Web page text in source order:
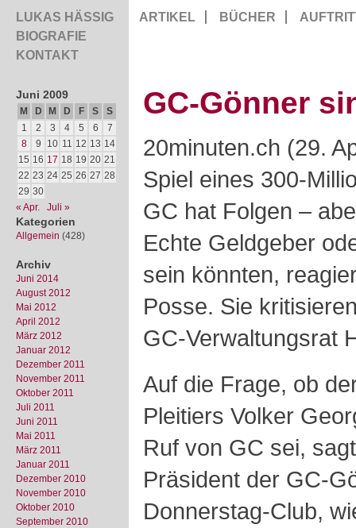
LUKAS HÄSSIG
BIOGRAFIE
KONTAKT
ARTIKEL BÜCHER
Juni 2009
M D M D F S
S
1
2 3 4 5 6
7
8
9 10 11 12 13 14
15 16 17 18 19 20 21
22 23 24 25 26 27 28
29 30
« Apr.
Juli »
Kategorien
Allgemein (428)
Archiv
Juni 2014
August 2012
Mai 2012
April 2012
März 2012
Januar 2012
Dezember 2011
November 2011
Oktober 2011
Juli 2011
Juni 2011
Mai 2011
März 2011
Januar 2011
Dezember 2010
November 2010
Oktober 2010
September 2010
GC-Gönner
20minuten.ch (29.
Spiel eines 300-
GC hat Folgen –
Echte Geldgeber
sein könnten,
Posse. Sie
GC-Verwaltungsrat
Auf die Frage, ob
Pleitiers Volker
Ruf von GC sei,
Präsident der GC-
Donnerstag-Club,